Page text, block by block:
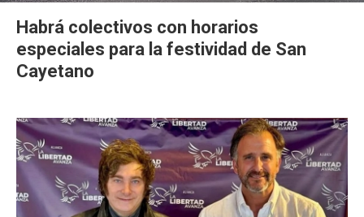
Habrá colectivos con horarios
especiales para la festividad de San
Cayetano